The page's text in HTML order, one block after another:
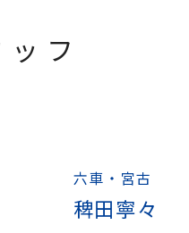
フ
六車・宮古
稗田寧々